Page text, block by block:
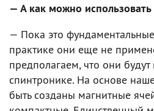
— А как можно
— Пока это
практике они еще не
предполагаем, что они
спинтронике. На основе
быть созданы магнитные